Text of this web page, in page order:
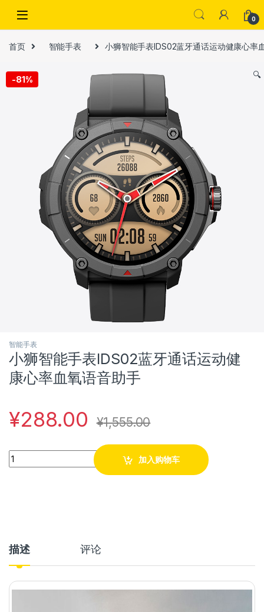
0
首页 智能手表 小狮智能手表IDS02蓝牙通话运动健康心率
-81% 🔍
智能手表
小狮智能手表IDS02蓝牙通话运动健
康心率血氧语音助手
¥288.00 ¥1,555.00
Quantity
加入购物车
描述 评论